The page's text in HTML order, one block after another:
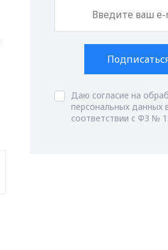
Даю согласие на
персональных данных
соответствии с ФЗ №